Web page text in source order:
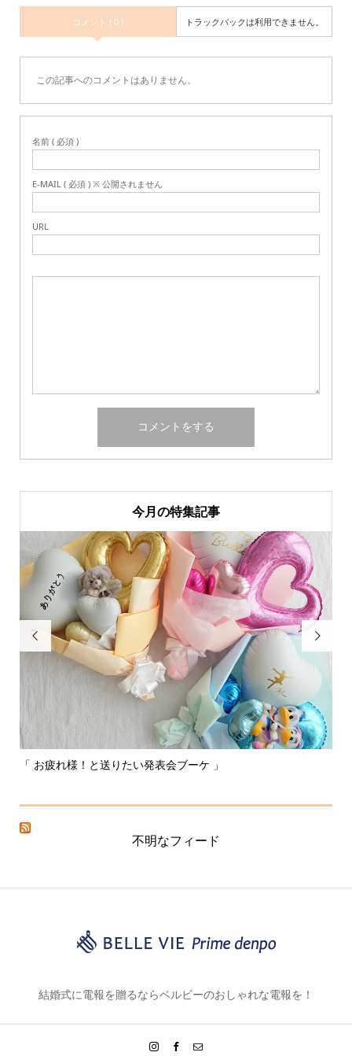
コメント ( 0 ) トラックバックは利用できません。
この記事へのコメントはありません。
名前 ( 必須 )
E-MAIL ( 必須 ) ※ 公開されません
URL
今月の特集記事

「 お疲れ様！と送りたい発表会ブーケ 」

不明なフィード
結婚式に電報を贈るならベルビーのおしゃれな電報を！